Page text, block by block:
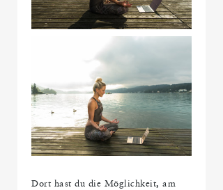
Dort hast du die Möglichkeit, am